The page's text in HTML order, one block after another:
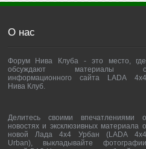
О нас
Форум Нива Клуба - это место, где
обсуждают материалы с
информационного сайта LADA 4x4
Нива Клуб.
Делитесь своими впечатлениями о
новостях и эксклюзивных материала о
новой Лада 4х4 Урбан (LADA 4x4
Urban), выкладывайте фотографии